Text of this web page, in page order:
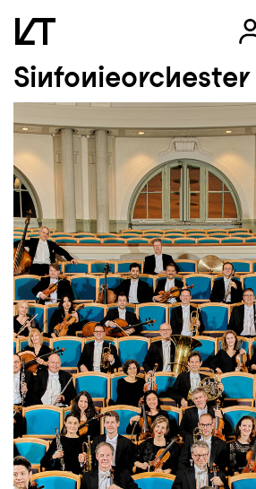
Zum Hauptinhalt springen
Zum Footer springen